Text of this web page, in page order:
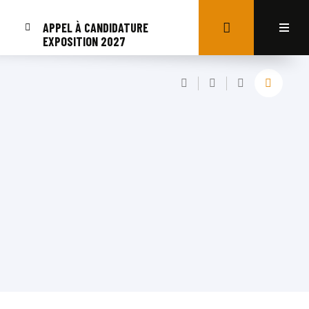
APPEL À CANDIDATURE
EXPOSITION 2027